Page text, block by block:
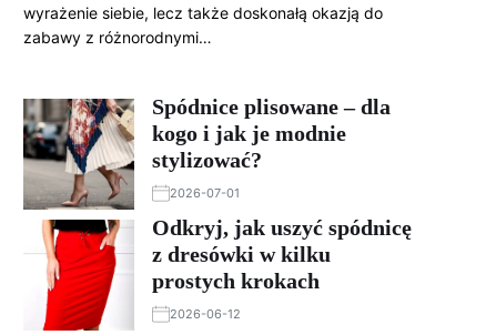
wyrażenie siebie, lecz także doskonałą okazją do
zabawy z różnorodnymi…
Spódnice plisowane – dla
kogo i jak je modnie
stylizować?
2026-07-01
Odkryj, jak uszyć spódnicę
z dresówki w kilku
prostych krokach
2026-06-12